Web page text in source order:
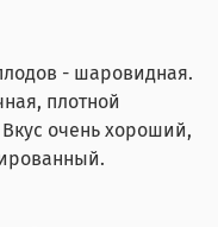
- шаровидная.
плотной
очень хороший,